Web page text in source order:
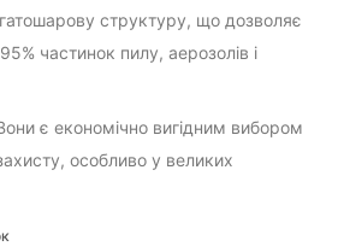
структуру, що дозволяє
частинок пилу, аерозолів і
є економічно вигідним вибором
особливо у великих